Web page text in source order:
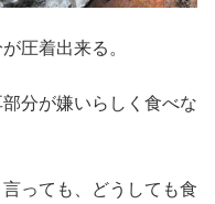
圧着出来る。
分が嫌いらしく食べな
言っても、どうしても食